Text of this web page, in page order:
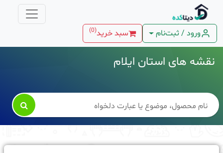
ورود / ثبت‌نام سبد خرید(
0
)
نقشه های استان ایلام
